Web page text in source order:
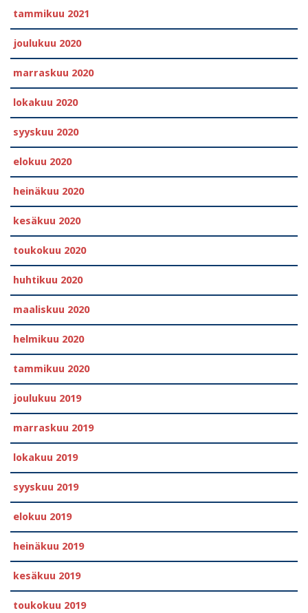
tammikuu 2021
joulukuu 2020
marraskuu 2020
lokakuu 2020
syyskuu 2020
elokuu 2020
heinäkuu 2020
kesäkuu 2020
toukokuu 2020
huhtikuu 2020
maaliskuu 2020
helmikuu 2020
tammikuu 2020
joulukuu 2019
marraskuu 2019
lokakuu 2019
syyskuu 2019
elokuu 2019
heinäkuu 2019
kesäkuu 2019
toukokuu 2019